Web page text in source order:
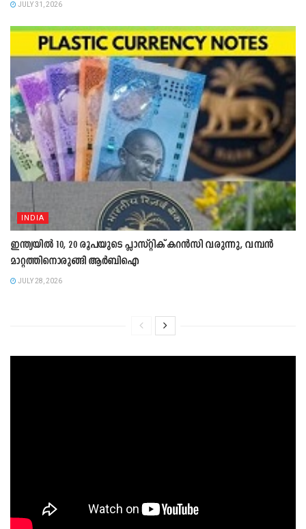
JULY 31, 2026
INDIA
ഇന്ത്യയിൽ 10, 20 രൂപയുടെ പ്ലാസ്റ്റിക് കറൻസി വരുന്നു, വമ്പൻ
മാറ്റത്തിനൊരുങ്ങി ആർബിഐ
JULY 28, 2026